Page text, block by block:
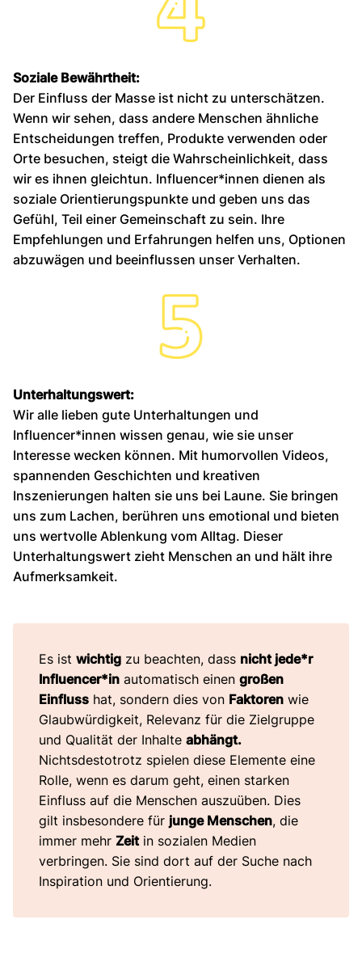
Soziale Bewährtheit:
Der Einfluss der Masse ist nicht zu unterschätzen.
Wenn wir sehen, dass andere Menschen ähnliche
Entscheidungen treffen, Produkte verwenden oder
Orte besuchen, steigt die Wahrscheinlichkeit, dass
wir es ihnen gleichtun. Influencer*innen dienen als
soziale Orientierungspunkte und geben uns das
Gefühl, Teil einer Gemeinschaft zu sein. Ihre
Empfehlungen und Erfahrungen helfen uns, Optionen
abzuwägen und beeinflussen unser Verhalten.
Unterhaltungswert:
Wir alle lieben gute Unterhaltungen und
Influencer*innen wissen genau, wie sie unser
Interesse wecken können. Mit humorvollen Videos,
spannenden Geschichten und kreativen
Inszenierungen halten sie uns bei Laune. Sie bringen
uns zum Lachen, berühren uns emotional und bieten
uns wertvolle Ablenkung vom Alltag. Dieser
Unterhaltungswert zieht Menschen an und hält ihre
Aufmerksamkeit.
Es ist wichtig zu beachten, dass nicht jede*r
Influencer*in automatisch einen großen
Einfluss hat, sondern dies von Faktoren wie
Glaubwürdigkeit, Relevanz für die Zielgruppe
und Qualität der Inhalte abhängt.
Nichtsdestotrotz spielen diese Elemente eine
Rolle, wenn es darum geht, einen starken
Einfluss auf die Menschen auszuüben. Dies
gilt insbesondere für junge Menschen, die
immer mehr Zeitin sozialen Medien
verbringen. Sie sind dort auf der Suche nach
Inspiration und Orientierung.